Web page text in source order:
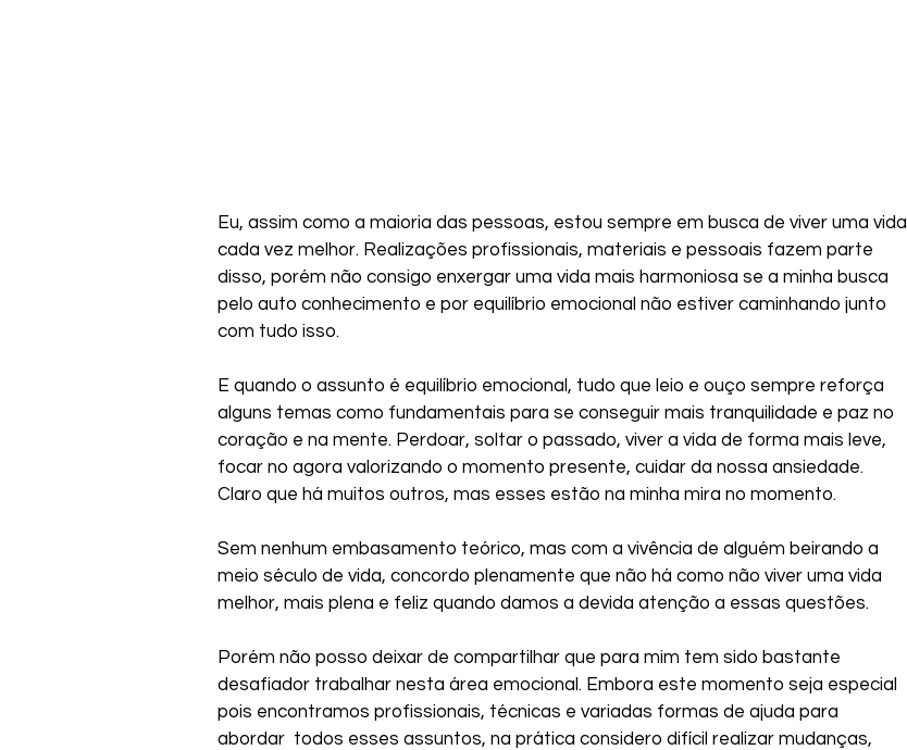
Eu, assim como a maioria das pessoas, estou sempre em busca de viver uma vida
cada vez melhor. Realizações profissionais, materiais e pessoais fazem parte
disso, porém não consigo enxergar uma vida mais harmoniosa se a minha busca
pelo auto conhecimento e por equilíbrio emocional não estiver caminhando junto
com tudo isso.
E quando o assunto é equilíbrio emocional, tudo que leio e ouço sempre reforça
alguns temas como fundamentais para se conseguir mais tranquilidade e paz no
coração e na mente. Perdoar, soltar o passado, viver a vida de forma mais leve,
focar no agora valorizando o momento presente, cuidar da nossa ansiedade.
Claro que há muitos outros, mas esses estão na minha mira no momento.
Sem nenhum embasamento teórico, mas com a vivência de alguém beirando a
meio século de vida, concordo plenamente que não há como não viver uma vida
melhor, mais plena e feliz quando damos a devida atenção a essas questões.
Porém não posso deixar de compartilhar que para mim tem sido bastante
desafiador trabalhar nesta área emocional. Embora este momento seja especial
pois encontramos profissionais, técnicas e variadas formas de ajuda para
abordar  todos esses assuntos, na prática considero difícil realizar mudanças,